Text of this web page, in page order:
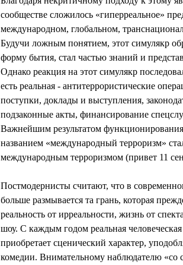
сообществе сложилось «гиперреальное»
международном, глобальном,
Будучи ложным понятием, этот симулякр
форму бытия, стал частью знаний и
Однако реакция на этот симулякр
есть реальная - антитеррористические
поступки, доклады и выступления,
подзаконные акты, финансирование
Важнейшим результатом
названием «международный терроризм»
международным терроризмом (привет 11
Постмодернисты считают, что в
больше размывается та грань, которая
реальность от ирреальности, жизнь от
шоу. С каждым годом реальная
приобретает сценический характер,
комедии. Внимательному наблюдателю «со